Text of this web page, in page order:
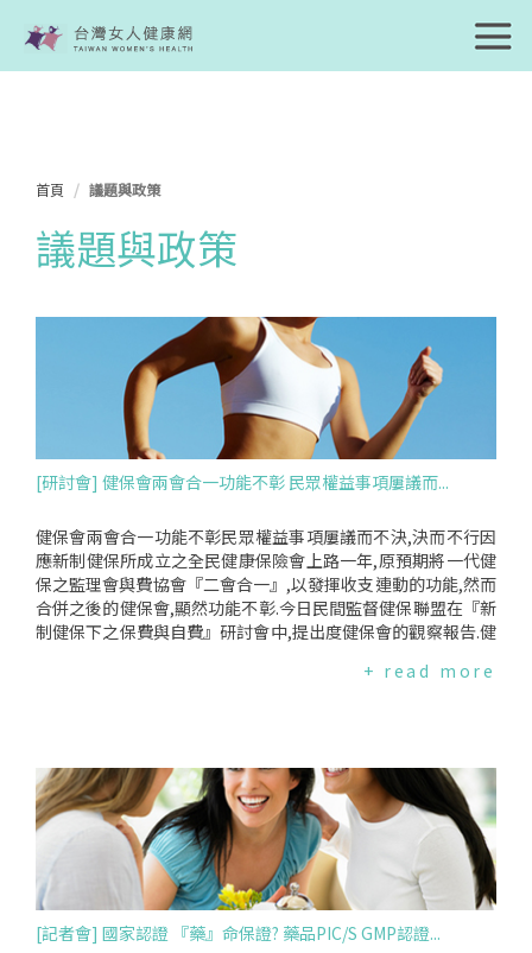
首頁 議題與政策
議題與政策
[研討會] 健保會兩會合一功能不彰 民眾權益事項屢議而...
健保會兩會合一功能不彰民眾權益事項屢議而不決,決而不行因
應新制健保所成立之全民健康保險會上路一年,原預期將一代健
保之監理會與費協會『二會合一』,以發揮收支連動的功能,然而
合併之後的健保會,顯然功能不彰.今日民間監督健保聯盟在『新
制健保下之保費與自費』研討會中,提出度健保會的觀察報告.健
共計召開13次會議,保險人付費者代表親自出席會議的情形較佳,
開一次,由上午09:30至12:00整,雖屢有會議持續三小時以上之情
形,然自102年6月之後,議程遞延情形頻傳,至少出現12次議案遞
延,顯然會議時間或會議頻率有調整之必要.依健保會年度報告與
討論案中,顯然最大績效是在決定總額分配,兩會合一之後,原費
協會功能似乎比重較重,監理功能尚未能評估效益,討論之議案中
總額協商相關議案佔議程絕大多數,除每月例行之業務報告外,保
險政策與保險制度等相關議案相當少,委員針對健保例行業務之
詢問與發言亦相對較少,實為失職.健保會未能回應民間期待對於
+ read more
[記者會] 國家認證 『藥』命保證? 藥品PIC/S GMP認證...